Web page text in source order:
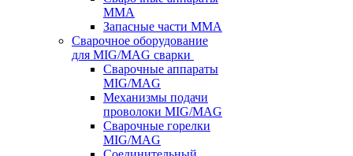
MMA
Запасные части MMA
Сварочное оборудование
для MIG/MAG сварки
Сварочные аппараты
MIG/MAG
Механизмы подачи
проволоки MIG/MAG
Сварочные горелки
MIG/MAG